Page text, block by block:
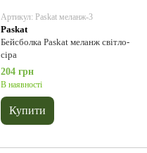
Артикул: Paskat меланж-3
Paskat
Бейсболка Paskat меланж світло-
сіра
204 грн
В наявності
Купити